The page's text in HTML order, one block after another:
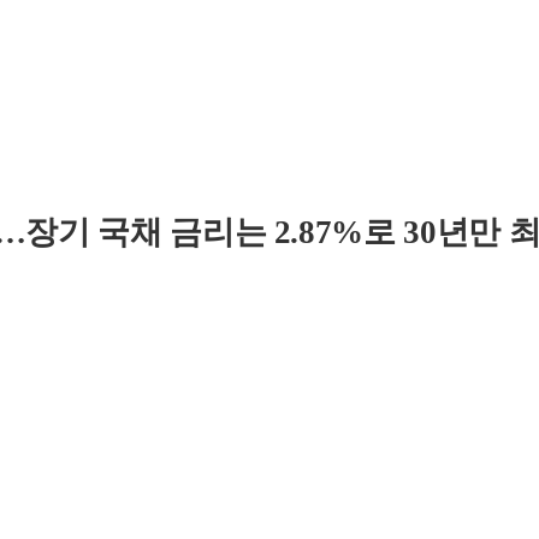
기 국채 금리는 2.87%로 30년만